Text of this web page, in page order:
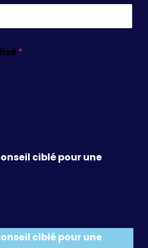
*
ciblé pour une
ciblé pour une